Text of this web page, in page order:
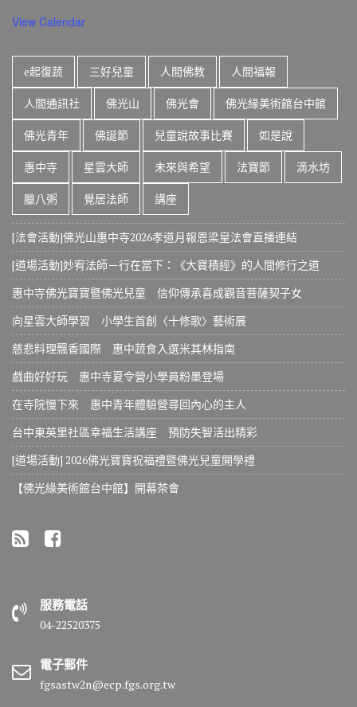
View Calendar
e起復蔬 三好兒童 人間佛教 人間福報
人間通訊社 佛光山 佛光會 佛光緣美術館台中館
佛光青年 佛誕節 兒童說故事比賽 如是說
惠中寺 星雲大師 未來與希望 法寶節 滴水坊
臘八粥 覺居法師 講座
[法會活動]佛光山惠中寺2026孝道月報恩梁皇法會直播連結
[道場活動]妙宥法師－行在當下：《大寶積經》的人間修行之道
惠中寺佛光寶寶暨佛光兒童 信仰傳承喜成觀音菩薩契子女
向星雲大師學習 小學生首創〈十修歌〉藝術展
慈悲料理飄香國際 惠中蔬食入選米其林指南
戲曲好好玩 惠中寺夏令營小學員粉墨登場
在寺院慢下來 惠中青年體驗營尋回內心的主人
台中東英里社區幸福生活講座 預防失智活出精彩
[道場活動] 2026佛光寶寶祝福禮暨佛光兒童開學禮
【佛光緣美術館台中館】開幕茶會
服務電話
04-22520375
電子郵件
fgsastw2n@ecp.fgs.org.tw